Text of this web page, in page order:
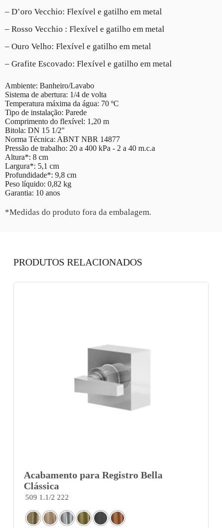
– D’oro Vecchio: Flexível e gatilho em metal
– Rosso Vecchio : Flexível e gatilho em metal
– Ouro Velho: Flexível e gatilho em metal
– Grafite Escovado: Flexível e gatilho em metal
Ambiente: Banheiro/Lavabo
Sistema de abertura: 1/4 de volta
Temperatura máxima da água: 70 ºC
Tipo de instalação: Parede
Comprimento do flexível: 1,20 m
Bitola: DN 15 1/2"
Norma Técnica: ABNT NBR 14877
Pressão de trabalho: 20 a 400 kPa - 2 a 40 m.c.a
Altura*: 8 cm
Largura*: 5,1 cm
Profundidade*: 9,8 cm
Peso líquido: 0,82 kg
Garantia: 10 anos
*Medidas do produto fora da embalagem.
PRODUTOS RELACIONADOS
Acabamento para Registro Bella
Clássica
509 1.1/2 222